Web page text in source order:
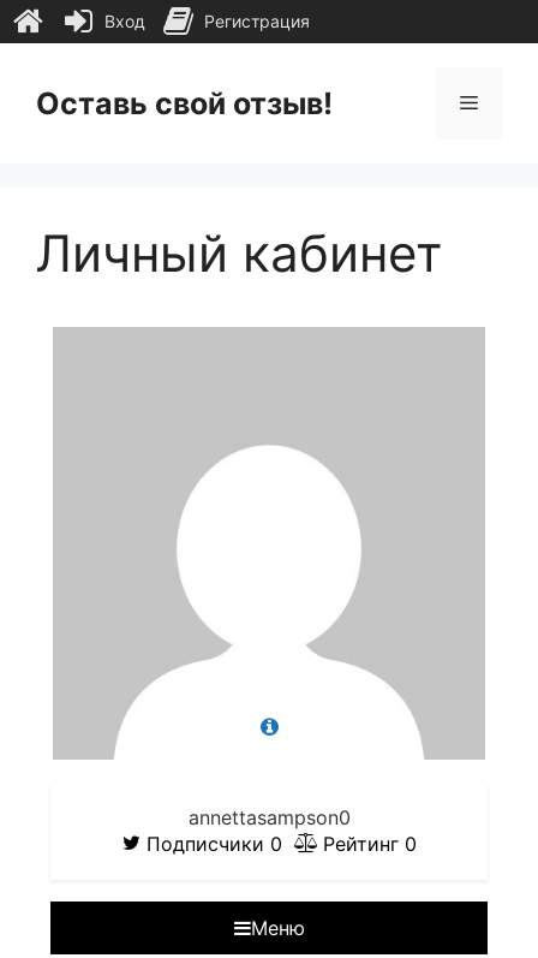
содержимому
Оставь свой отзыв! Меню
Личный кабинет
annettasampson0
Подписчики 0 Рейтинг 0
Меню
Вход Регистрация